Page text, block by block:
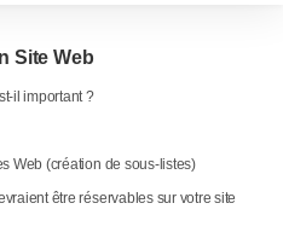
Site Web
il important ?
Web (création de sous-listes)
être réservables sur votre site